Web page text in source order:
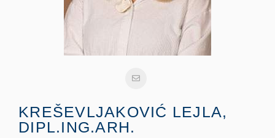
ENGLISH
KREŠEVLJAKOVIĆ LEJLA,
DIPL.ING.ARH.